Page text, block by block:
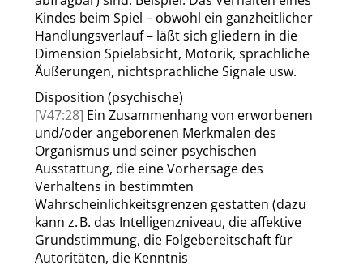
Kindes beim Spiel – obwohl ein ganzheitlicher
Handlungsverlauf – läßt sich gliedern in die
Dimension Spielabsicht, Motorik, sprachliche
Äußerungen, nichtsprachliche Signale usw.
Disposition (psychische)
[V47:28] Ein Zusammenhang von erworbenen
und/oder angeborenen Merkmalen des
Organismus und seiner psychischen
Ausstattung, die eine Vorhersage des
Verhaltens in bestimmten
Wahrscheinlichkeitsgrenzen gestatten (dazu
kann z. B. das Intelligenzniveau, die affektive
Grundstimmung, die Folgebereitschaft für
Autoritäten, die Kenntnis